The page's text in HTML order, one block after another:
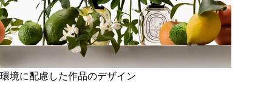
環境に配慮した作品のデザイン